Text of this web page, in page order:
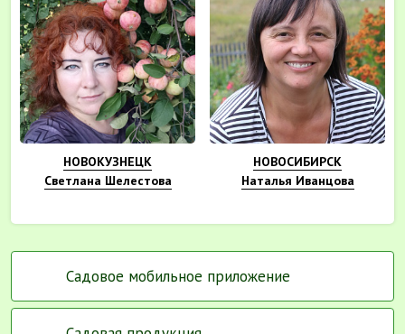
НОВОКУЗНЕЦК
Светлана Шелестова
НОВОСИБИРСК
Наталья Иванцова
Садовое мобильное приложение